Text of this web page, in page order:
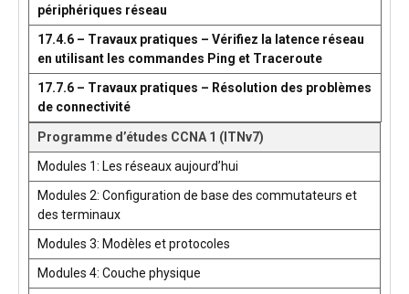
périphériques réseau
17.4.6 – Travaux pratiques – Vérifiez la latence réseau
en utilisant les commandes Ping et Traceroute
17.7.6 – Travaux pratiques – Résolution des problèmes
de connectivité
Programme d’études CCNA 1 (ITNv7)
Modules 1: Les réseaux aujourd’hui
Modules 2: Configuration de base des commutateurs et
des terminaux
Modules 3: Modèles et protocoles
Modules 4: Couche physique